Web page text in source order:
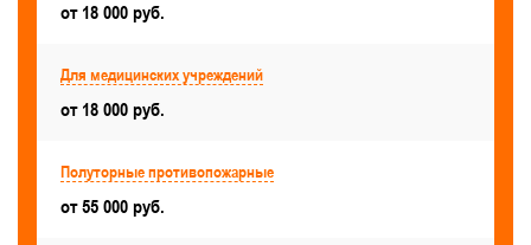
Для мест общего пользования
Антивандальные Для кинотеатров и театров
Для общежитий
Для храма и церкви
от 18 000 руб.
Для медицинских учреждений
от 18 000 руб.
Полуторные противопожарные
от 55 000 руб.